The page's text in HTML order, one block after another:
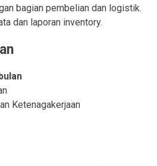
bagian pembelian dan logistik.
dan laporan inventory.
Ketenagakerjaan